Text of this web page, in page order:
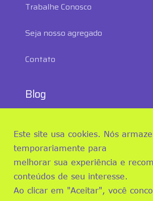
Este site usa cookies. Nós
temporariamente para
melhorar sua experiência e
conteúdos de seu interesse.
Ao clicar em "Aceitar", você
Trabalhe Conosco
Seja nosso agregado
Contato
Blog
Logística
Sustentabilidade e RS